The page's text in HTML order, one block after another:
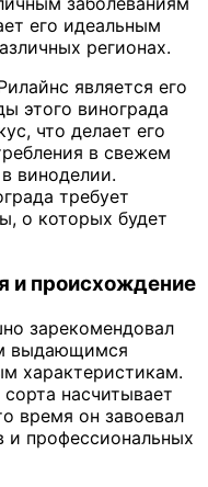
его идеальным
регионах.
является его
этого винограда
что делает его
в свежем
виноделии.
требует
о которых будет
и происхождение
зарекомендовал
выдающимся
характеристикам.
насчитывает
время он завоевал
и профессиональных